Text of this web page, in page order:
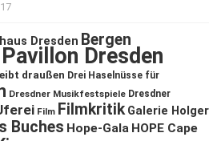
Dresden Bergen
Dresden
draußen Drei Haselnüsse für
Dresdner Musikfestspiele Dresdner
Film Filmkritik Galerie Holger
Buches Hope-Gala HOPE Cape